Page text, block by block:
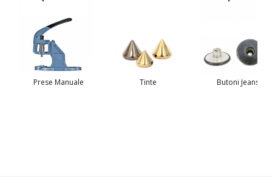
Prese Manuale Tinte Butoni Jeans